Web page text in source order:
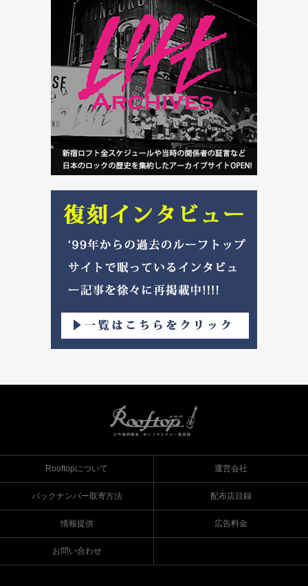
Rooftopについて 運営会社
バックナンバー取寄方法 配布店目録
情報提供 広告料金
お問い合わせ